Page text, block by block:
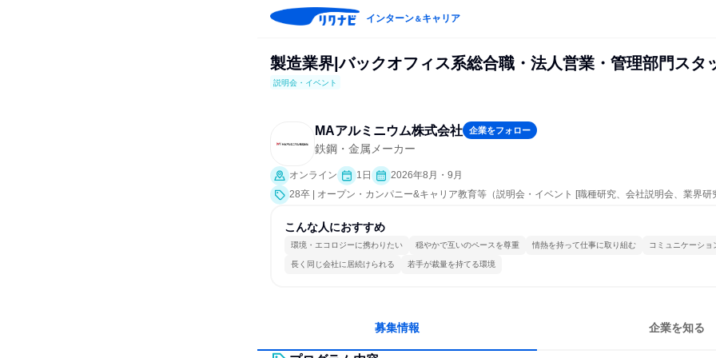
インターン＆キャリア
製造業界|バックオフィス系総合職・法人営業・管理部門スタ
説明会・イベント
MAアルミニウム株式会社 企業をフォロー
鉄鋼・金属メーカー
オンライン 1日
2026年8月・9月
28卒 | オープン・カンパニー&キャリア教育等（説明会・イベント [職種研究、会社説明会、業界研
こんな人におすすめ
環境・エコロジーに携わりたい 穏やかで互いのペースを尊重 情熱を持って仕事に取り組む コミュニケーショ
長く同じ会社に居続けられる 若手が裁量を持てる環境
募集情報 企業を知る